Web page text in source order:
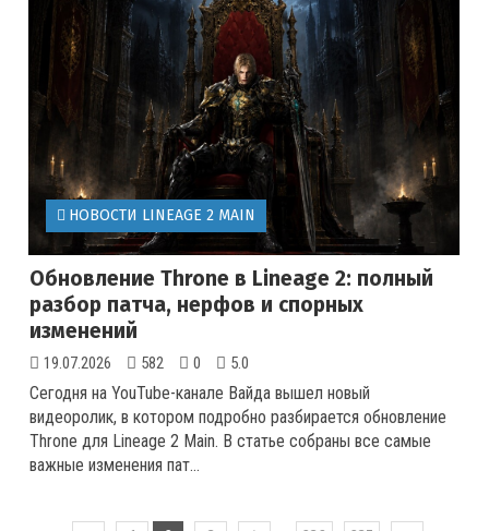
НОВОСТИ LINEAGE 2 MAIN
Обновление Throne в Lineage 2: полный
разбор патча, нерфов и спорных
изменений
19.07.2026 582 0 5.0
Сегодня на YouTube-канале Вайда вышел новый
видеоролик, в котором подробно разбирается обновление
Throne для Lineage 2 Main. В статье собраны все самые
важные изменения пат...